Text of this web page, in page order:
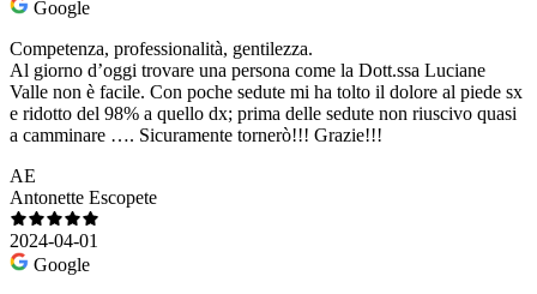
Google
Competenza, professionalità, gentilezza.
Al giorno d’oggi trovare una persona come la Dott.ssa Luciane
Valle non è facile. Con poche sedute mi ha tolto il dolore al piede sx
e ridotto del 98% a quello dx; prima delle sedute non riuscivo quasi
a camminare …. Sicuramente tornerò!!! Grazie!!!
AE
Antonette Escopete
2024-04-01
Google